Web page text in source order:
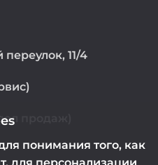
11/4
продаж)
понимания того, как